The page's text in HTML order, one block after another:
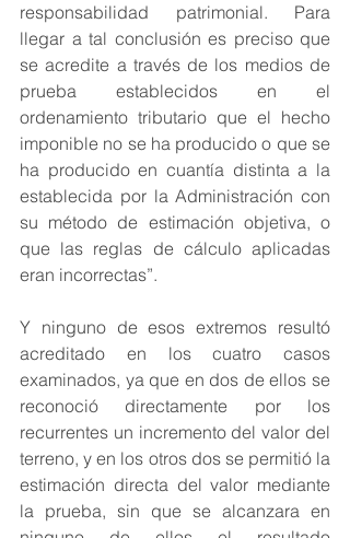
responsabilidad patrimonial. Para
llegar a tal conclusión es preciso que
se acredite a través de los medios de
prueba establecidos en el
ordenamiento tributario que el hecho
imponible no se ha producido o que se
ha producido en cuantía distinta a la
establecida por la Administración con
su método de estimación objetiva, o
que las reglas de cálculo aplicadas
eran incorrectas”.
Y ninguno de esos extremos resultó
acreditado en los cuatro casos
examinados, ya que en dos de ellos se
reconoció directamente por los
recurrentes un incremento del valor del
terreno, y en los otros dos se permitió la
estimación directa del valor mediante
la prueba, sin que se alcanzara en